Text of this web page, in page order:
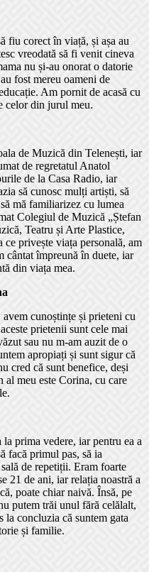
fiu corect în viață, și așa au
vreodată să fi venit cineva
nu și-au onorat o datorie
fost mereu oameni de
Am pornit de acasă cu
celor din jurul meu.
de Muzică din Telenești, iar
de regretatul Anatol
de la Casa Radio, iar
să cunosc mulți artiști, să
mă familiarizez cu lumea
Colegiul de Muzică „Ștefan
Teatru și Arte Plastice,
ce privește viața personală, am
cântat împreună în duete, iar
din viața mea.
cunoștințe și prieteni cu
prietenii sunt cele mai
sau nu m-am auzit de o
apropiați și sunt sigur că
cred că sunt benefice, deși
meu este Corina, cu care
prima vedere, iar pentru ea a
facă primul pas, să ia
de repetiții. Eram foarte
21 de ani, iar relația noastră a
poate chiar naivă. Însă, pe
putem trăi unul fără celălalt,
la concluzia că suntem gata
și familie.